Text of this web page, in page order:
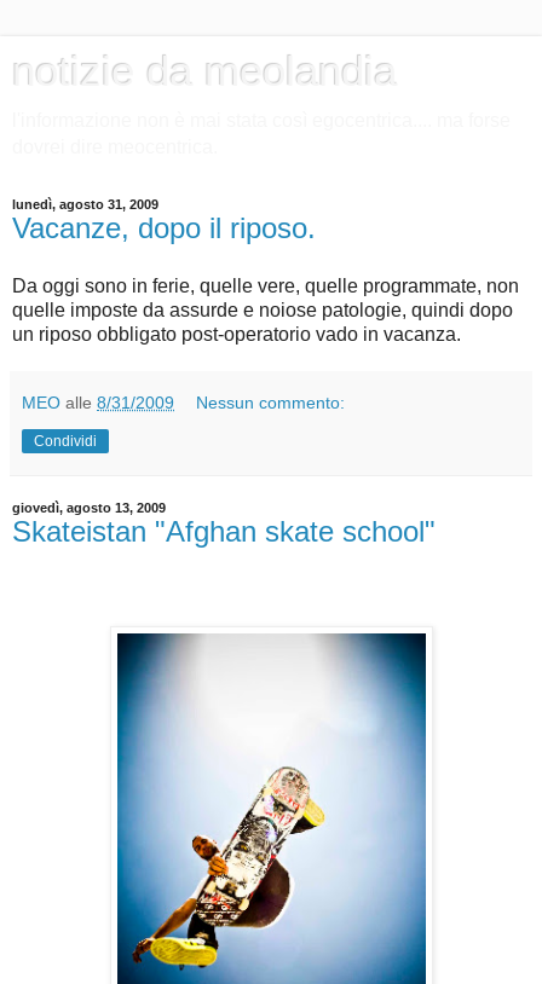
notizie da meolandia
lunedì, agosto 31, 2009
Vacanze, dopo il riposo.
Da oggi sono in ferie, quelle vere, quelle programmate, non
quelle imposte da assurde e noiose patologie, quindi dopo
un riposo obbligato post-operatorio vado in vacanza.
MEO alle 8/31/2009 Nessun commento:
Condividi
giovedì, agosto 13, 2009
Skateistan "Afghan skate school"